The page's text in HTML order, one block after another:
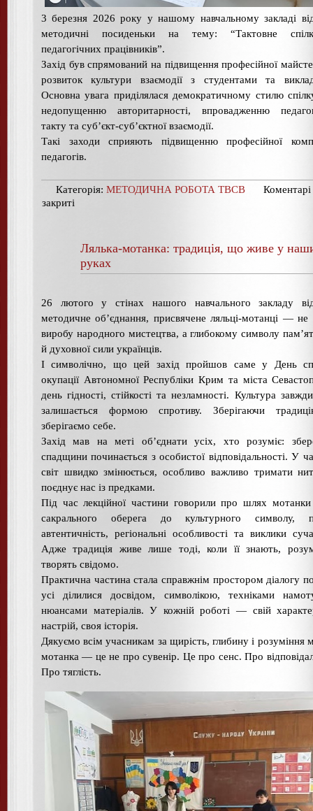
3 березня 2026 року у нашому навчальному закладі
методичні посиденьки на тему: “Тактовне
педагогічних працівників”.
Захід був спрямований на підвищення професійної
розвиток культури взаємодії з студентами та
Основна увага приділялася демократичному стилю
недопущенню авторитарності, впровадженню
такту та суб’єкт-суб’єктної взаємодії.
Такі заходи сприяють підвищенню професійної
педагогів.
Категорія: МЕТОДИЧНА РОБОТА ТВСВ
Коментарі
закриті
Лялька-мотанка: традиція, що живе у
руках
26 лютого у стінах нашого навчального закладу
методичне об’єднання, присвячене ляльці-мотанці — не
виробу народного мистецтва, а глибокому символу
й духовної сили українців.
І символічно, що цей захід пройшов саме у День
окупації Автономної Республіки Крим та міста
день гідності, стійкості та незламності. Культура
залишається формою спротиву. Зберігаючи
зберігаємо себе.
Захід мав на меті об’єднати усіх, хто розуміє:
спадщини починається з особистої відповідальності. У
світ швидко змінюється, особливо важливо тримати
поєднує нас із предками.
Під час лекційної частини говорили про шлях
сакрального оберега до культурного символу,
автентичність, регіональні особливості та виклики
Адже традиція живе лише тоді, коли її знають,
творять свідомо.
Практична частина стала справжнім простором діалогу
усі ділилися досвідом, символікою, техніками
нюансами матеріалів. У кожній роботі — свій
настрій, своя історія.
Дякуємо всім учасникам за щирість, глибину і розуміння
мотанка — це не про сувенір. Це про сенс. Про
Про тяглість.